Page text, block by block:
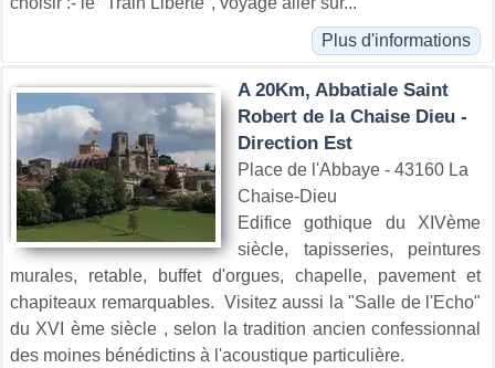
Plus d'informations
A 20Km, Abbatiale Saint
Robert de la Chaise Dieu -
Direction Est
Place de l'Abbaye - 43160 La
Chaise-Dieu
Edifice gothique du XIVème
siècle, tapisseries, peintures
murales, retable, buffet d'orgues, chapelle, pavement et
chapiteaux remarquables. Visitez aussi la "Salle de l'Echo"
du XVI ème siècle , selon la tradition ancien confessionnal
des moines bénédictins à l'acoustique particulière.